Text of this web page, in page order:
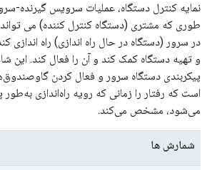
نمایه کنترل دستگاه، عملیات سرویس گیرنده-
طوری که مشتری (دستگاه کنترل کننده) می تواند
در سرور (دستگاه در حال راه اندازی) راه اندازی
و تهیه دستگاه کمک کند و آن را فعال کند. این
پیکربندی دستگاه سرور و فعال کردن
است که رفتار را زمانی که رویه راه‌اندازی
می‌شود، مشخص می‌کند.
شمارش ها